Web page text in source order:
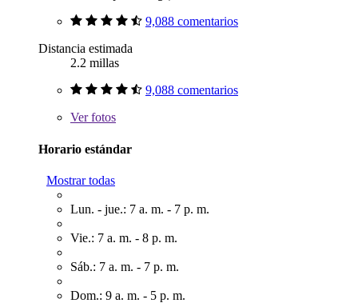
9,088 comentarios
Distancia estimada
2.2 millas
9,088 comentarios
Verfotos
Horario estándar
Mostrar todas
Lun. - jue.: 7 a. m. - 7 p. m.
Vie.: 7 a. m. - 8 p. m.
Sáb.: 7 a. m. - 7 p. m.
Dom.: 9 a. m. - 5 p. m.